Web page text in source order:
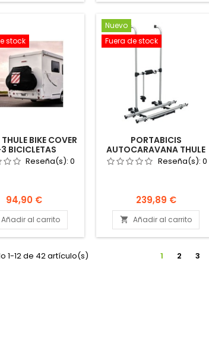
stock
BIKE COVER
BICICLETAS
CAMPER
Reseña(s):0
Precio
94,90 €
Añadir al carrito
Nuevo
Fuera de stock
PORTABICIS
AUTOCARAVANA THULE
ESSENTIAL STANDARD
LARGO PORTABICICLETAS
Reseña(s): 0
Precio
239,89 €
 Añadir al carrito
1-12 de 42 artículo(s) 1 2 3